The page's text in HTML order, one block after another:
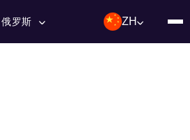
俄罗斯 ZH